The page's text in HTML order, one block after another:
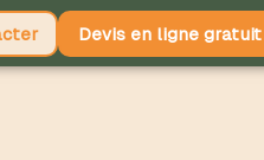
Devis en ligne gratuit